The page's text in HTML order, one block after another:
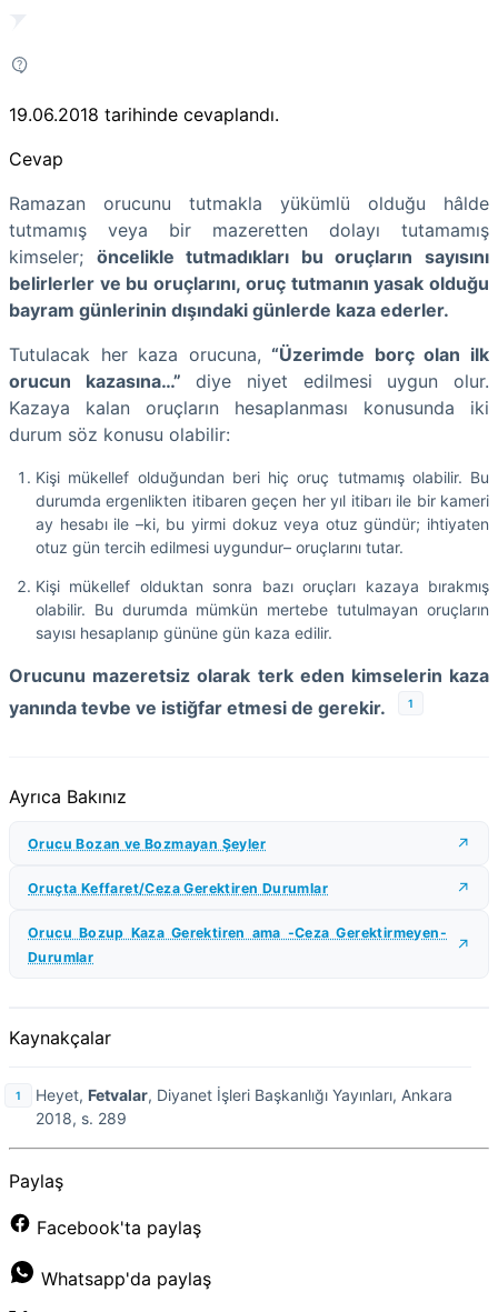
19.06.2018 tarihinde cevaplandı.
Cevap
Ramazan orucunu tutmakla yükümlü olduğu hâlde
tutmamış veya bir mazeretten dolayı tutamamış
kimseler; öncelikle tutmadıkları bu oruçların sayısını
belirlerler ve bu oruçlarını, oruç tutmanın yasak olduğu
bayram günlerinin dışındaki günlerde kaza ederler.
Tutulacak her kaza orucuna, “Üzerimde borç olan ilk
orucun kazasına…” diye niyet edilmesi uygun olur.
Kazaya kalan oruçların hesaplanması konusunda iki
durum söz konusu olabilir:
Kişi mükellef olduğundan beri hiç oruç tutmamış olabilir. Bu
durumda ergenlikten itibaren geçen her yıl itibarı ile bir kameri
ay hesabı ile –ki, bu yirmi dokuz veya otuz gündür; ihtiyaten
otuz gün tercih edilmesi uygundur– oruçlarını tutar.
Kişi mükellef olduktan sonra bazı oruçları kazaya bırakmış
olabilir. Bu durumda mümkün mertebe tutulmayan oruçların
sayısı hesaplanıp gününe gün kaza edilir.
Orucunu mazeretsiz olarak terk eden kimselerin kaza
yanında tevbe ve istiğfar etmesi de gerekir.
1
Ayrıca Bakınız
Orucu Bozan ve Bozmayan Şeyler
Oruçta Keffaret/Ceza Gerektiren Durumlar
Orucu Bozup Kaza Gerektiren ama -Ceza Gerektirmeyen-
Durumlar
Kaynakçalar
Heyet, Fetvalar, Diyanet İşleri Başkanlığı Yayınları, Ankara
2018, s. 289
Paylaş
Facebook'ta paylaş
Whatsapp'da paylaş